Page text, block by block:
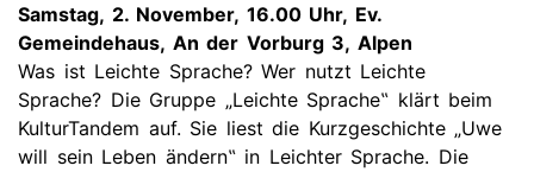
Samstag, 2. November, 16.00 Uhr, Ev.
Gemeindehaus, An der Vorburg 3, Alpen
Was ist Leichte Sprache? Wer nutzt Leichte
Sprache? Die Gruppe „Leichte Sprache‟ klärt beim
KulturTandem auf. Sie liest die Kurzgeschichte „Uwe
will sein Leben ändern‟ in Leichter Sprache. Die